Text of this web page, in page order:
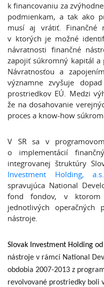
k financovaniu za
podmienkam, a tak ako
musí aj vrátiť. Finančné
v ktorých je možné
návratnosti finančné
zapojiť súkromný kapitál
Návratnosťou a
významne zvyšuje
prostriedkov EÚ. Medzi
že na dosahovanie
proces a know-how
V SR sa v
o implementácií
integrovanej štruktúry
Investment Holding, a.s.
spravujúca National
fond fondov, v ktorom
jednotlivých operačných
nástroje.
Slovak Investment Holding
nástroje v rámci National
obdobia 2007-2013 z
revolvované prostriedky boli